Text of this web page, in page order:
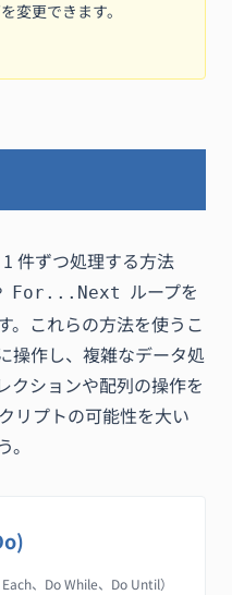
変更できます。
件ずつ処理する方法
For...Next ループを
。これらの方法を使うこ
操作し、複雑なデータ処
クションや配列の操作を
リプトの可能性を大い
、Do While、Do Until）